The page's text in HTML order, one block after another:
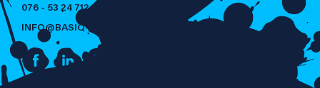
076 - 53 24 712
INFO@BASIQ-CLEANING.NL